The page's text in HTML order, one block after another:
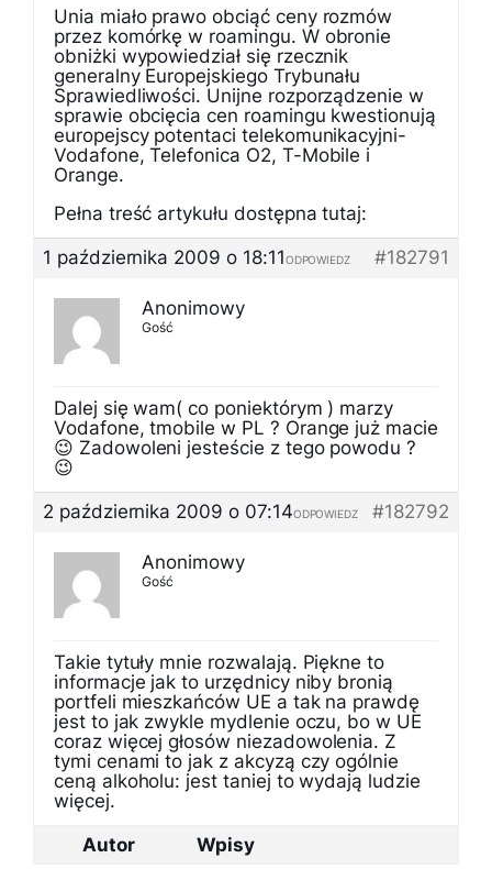
Unia miało prawo obciąć ceny rozmów
przez komórkę w roamingu. W obronie
obniżki wypowiedział się rzecznik
generalny Europejskiego Trybunału
Sprawiedliwości. Unijne rozporządzenie w
sprawie obcięcia cen roamingu kwestionują
europejscy potentaci telekomunikacyjni-
Vodafone, Telefonica O2, T-Mobile i
Orange.
Pełna treść artykułu dostępna tutaj:
1 października 2009 o 18:11
#182791
ODPOWIEDZ
Anonimowy
Gość
Dalej się wam( co poniektórym ) marzy
Vodafone, tmobile w PL ? Orange już macie
😉 Zadowoleni jesteście z tego powodu ?
😉
2 października 2009 o 07:14
#182792
ODPOWIEDZ
Anonimowy
Gość
Takie tytuły mnie rozwalają. Piękne to
informacje jak to urzędnicy niby bronią
portfeli mieszkańców UE a tak na prawdę
jest to jak zwykle mydlenie oczu, bo w UE
coraz więcej głosów niezadowolenia. Z
tymi cenami to jak z akcyzą czy ogólnie
ceną alkoholu: jest taniej to wydają ludzie
więcej.
Autor
Wpisy